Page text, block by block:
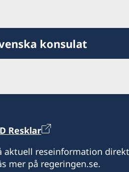
konsulat
Resklar
aktuell reseinformation
mer på regeringen.se.